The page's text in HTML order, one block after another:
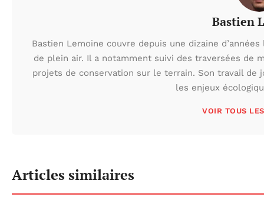
Bastien
Bastien Lemoine couvre depuis une dizaine
de plein air. Il a notamment suivi des traversées de
projets de conservation sur le terrain. Son travail de
les enjeux
VOIR TOUS
Articles similaires